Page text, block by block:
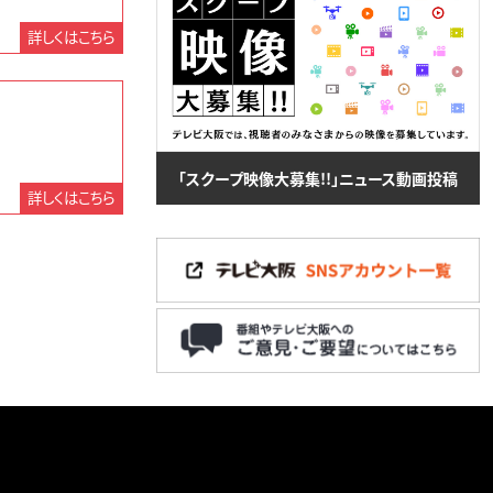
詳しくはこちら
詳しくはこちら
「スクープ映像大募集!!」ニュース動画投稿